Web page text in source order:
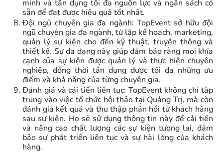
minh và tận dụng tối đa nguồn lực và ngân sách có
sẵn để đạt được hiệu quả tốt nhất.
Đội ngũ chuyên gia đa ngành: TopEvent sở hữu đội
ngũ chuyên gia đa ngành, từ lập kế hoạch, marketing,
quản lý sự kiện cho đến kỹ thuật, truyền thông và
thiết kế. Sự đa dạng này giúp đảm bảo rằng mọi khía
cạnh của sự kiện được quản lý và thực hiện chuyên
nghiệp, đồng thời tận dụng được tối đa những ưu
điểm và khả năng của từng chuyên gia.
Đánh giá và cải tiến liên tục: TopEvent không chỉ tập
trung vào việc tổ chức hội thảo tại Quảng Trị, mà còn
đánh giá kết quả và thu thập phản hồi từ khách hàng
sau sự kiện. Họ sẽ sử dụng thông tin này để cải tiến
và nâng cao chất lượng các sự kiện tương lai, đảm
bảo sự phát triển liên tục và sự hài lòng của khách
hàng.